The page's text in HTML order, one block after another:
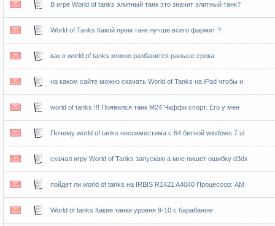
В игре World of tanks элитный танк это значит элитный танк?
World of Tanks Какой прем танк лучше всего фармит ?
как в world of tanks можно разбанится раньше срока
на каком сайте можно скачать World of Tanks на iPad чтобы и
world of tanks !!! Появился танк М24 Чаффи спорт. Его у мен
Почему world of tanks несовместима с 64 битной windows 7 ul
скачал игру World of Tanks запускаю а мне пишет ошибку d3dx
пойдет ли world of tanks на IRBIS R1421 A4040 Процессор: AM
World of tanks Какие танки уровня 9-10 с барабаном